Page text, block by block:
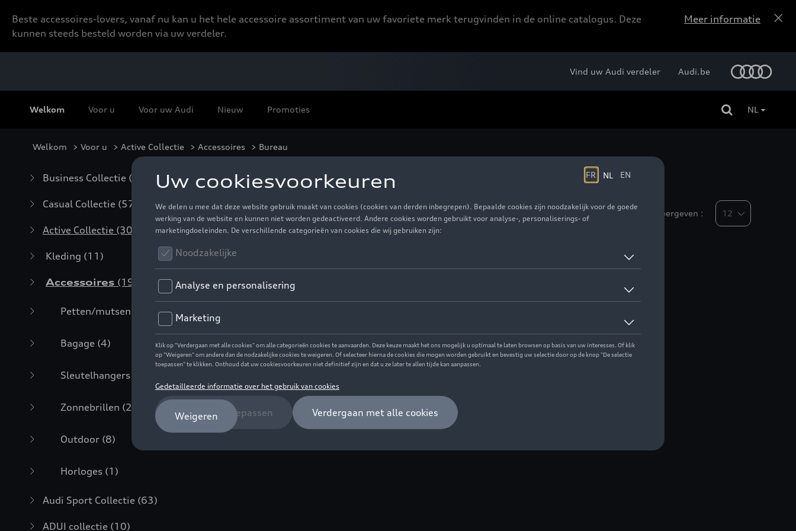
Beste accessoires-lovers, vanaf nu kan u het hele accessoire assortiment van uw favoriete merk terugvinden in de online catalogus. Deze
kunnen steeds besteld worden via uw verdeler.
Meer informatie
Welkom Voor u Voor uw Audi Nieuw Promoties
Vind uw Audi verdeler Audi.be
NL
Welkom > Voor u > Active Collectie > Accessoires > Bureau
Business Collectie (59)
Casual Collectie (57)
Active Collectie (30)
Kleding (11)
Accessoires (19)
Petten/mutsen
Bagage (4)
Sleutelhangers
Zonnebrillen (2)
Outdoor (8)
Horloges (1)
Audi Sport Collectie (63)
ADUI collectie (10)
Bureau
Weergeven :